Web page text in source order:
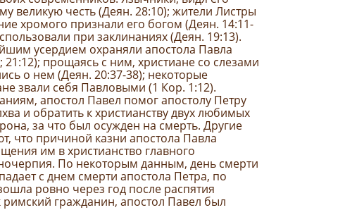
великую честь (Деян. 28:10); жители Листры
хромого признали его богом (Деян. 14:11-
при заклинаниях (Деян. 19:13).
усердием охраняли апостола Павла
21:12); прощаясь с ним, христиане со слезами
о нем (Деян. 20:37-38); некоторые
звали себя Павловыми (1 Кор. 1:12).
апостол Павел помог апостолу Петру
и обратить к христианству двух любимых
за что был осужден на смерть. Другие
что причиной казни апостола Павла
им в христианство главного
По некоторым данным, день смерти
с днем смерти апостола Петра, по
ровно через год после распятия
римский гражданин, апостол Павел был